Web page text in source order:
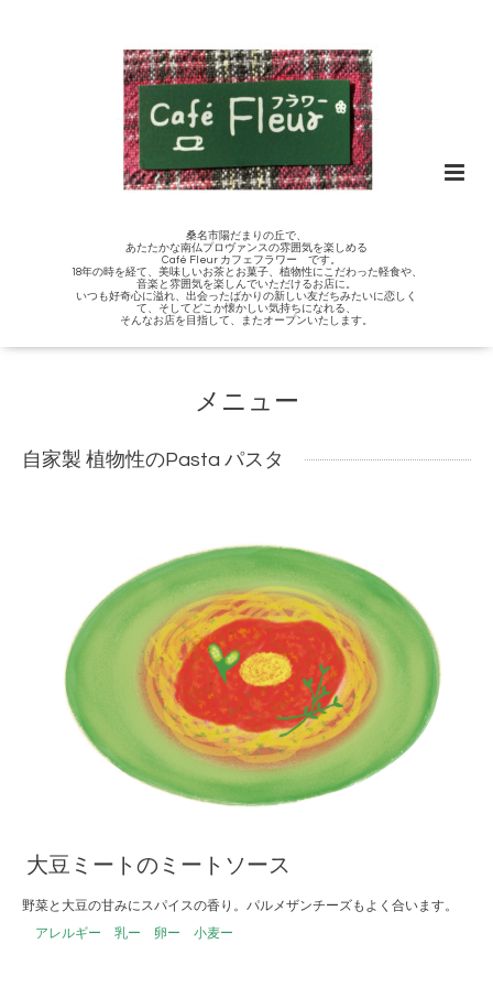
桑名市陽だまりの丘で、
あたたかな南仏プロヴァンスの雰囲気を楽しめる
Café Fleur カフェフラワー です。
18年の時を経て、美味しいお茶とお菓子、植物性にこだわった軽食や、
音楽と雰囲気を楽しんでいただけるお店に。
いつも好奇心に溢れ、出会ったばかりの新しい友だちみたいに恋しく
て、そしてどこか懐かしい気持ちになれる、
そんなお店を目指して、またオープンいたします。
メニュー
自家製 植物性のPasta パスタ
大豆ミートのミートソース
野菜と大豆の甘みにスパイスの香り。パルメザンチーズもよく合います。
アレルギー 乳ー 卵ー 小麦ー